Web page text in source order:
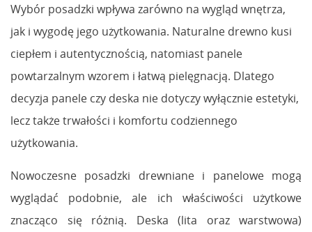
Wybór posadzki wpływa zarówno na wygląd wnętrza,
jak i wygodę jego użytkowania. Naturalne drewno kusi
ciepłem i autentycznością, natomiast panele
powtarzalnym wzorem i łatwą pielęgnacją. Dlatego
decyzja panele czy deska nie dotyczy wyłącznie estetyki,
lecz także trwałości i komfortu codziennego
użytkowania.
Nowoczesne posadzki drewniane i panelowe mogą
wyglądać podobnie, ale ich właściwości użytkowe
znacząco się różnią. Deska (lita oraz warstwowa)